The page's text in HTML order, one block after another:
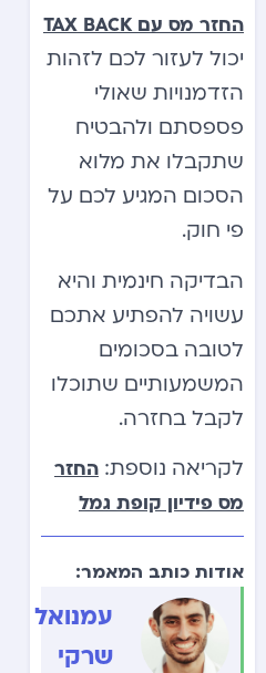
החזר מס עם TAX BACK
יכול לעזור לכם לזהות
הזדמנויות שאולי
פספסתם ולהבטיח
שתקבלו את מלוא
הסכום המגיע לכם על
פי חוק.
הבדיקה חינמית והיא
עשויה להפתיע אתכם
לטובה בסכומים
המשמעותיים שתוכלו
לקבל בחזרה.
לקריאה נוספת: החזר
מס פידיון קופת גמל
אודות כותב המאמר:
עמנואל
שרקי